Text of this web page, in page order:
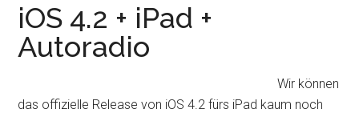
iOS 4.2 + iPad +
Autoradio
Wir können
das offizielle Release von iOS 4.2 fürs iPad kaum noch